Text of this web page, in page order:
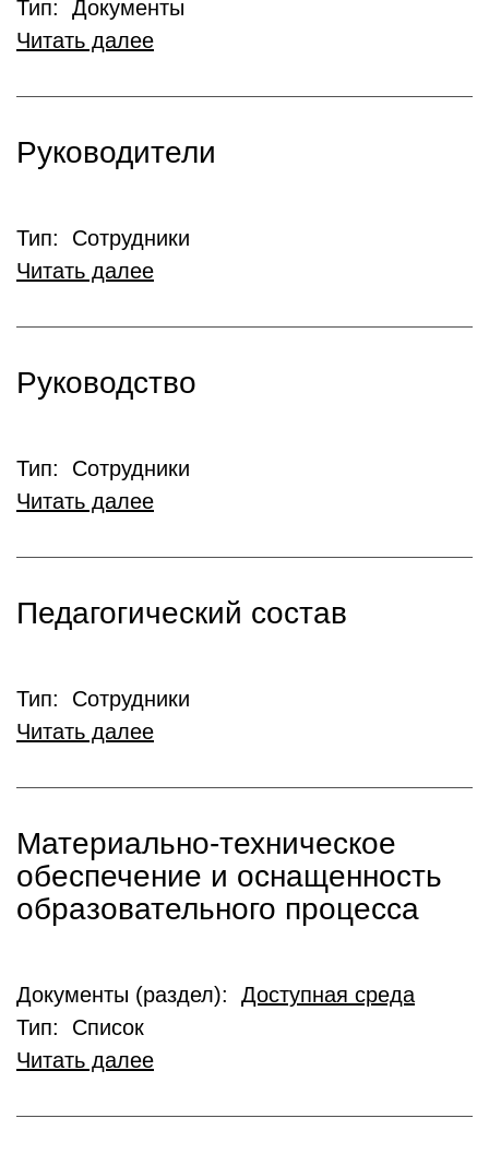
Тип: Документы
Читать далее
Руководители
Тип: Сотрудники
Читать далее
Руководство
Тип: Сотрудники
Читать далее
Педагогический состав
Тип: Сотрудники
Читать далее
Материально-техническое
обеспечение и оснащенность
образовательного процесса
Документы (раздел): Доступная среда
Тип: Список
Читать далее